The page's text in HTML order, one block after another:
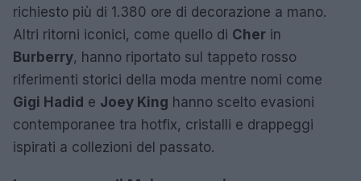
richiesto più di 1.380 ore di decorazione a mano.
Altri ritorni iconici, come quello di Cher in
Burberry, hanno riportato sul tappeto rosso
riferimenti storici della moda mentre nomi come
Gigi Hadid e Joey King hanno scelto evasioni
contemporanee tra hotfix, cristalli e drappeggi
ispirati a collezioni del passato.